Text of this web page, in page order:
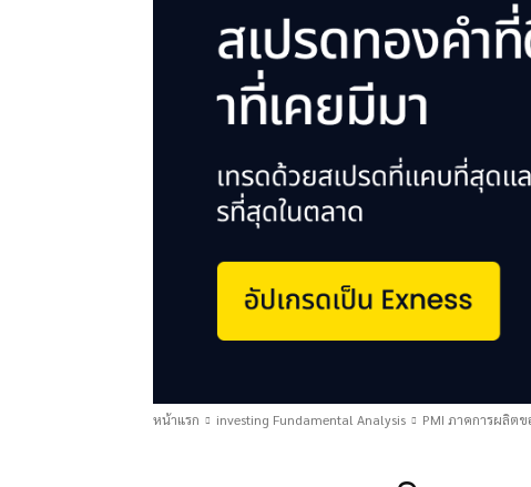
หน้าแรก investing Fundamental Analysis PMI ภาคการผลิต